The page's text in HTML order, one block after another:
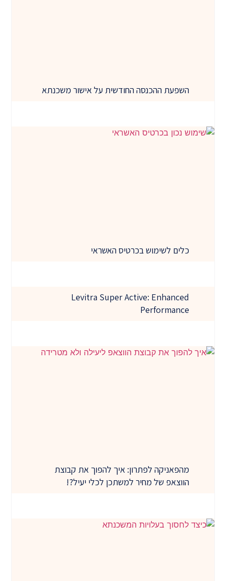
השפעת ההכנסה החודשית על אישור משכנתא
כלים לשימוש בכרטיס האשראי
Levitra Super Active: Enhanced
Performance
מהפאניקה לפתרון: איך להפוך את קבוצת
הווצאפ של מחיר למשתכן לכלי יעיל?!